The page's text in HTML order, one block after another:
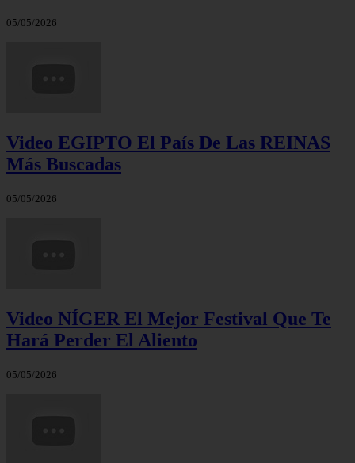
05/05/2026
Video EGIPTO El País De Las REINAS
Más Buscadas
05/05/2026
Video NÍGER El Mejor Festival Que Te
Hará Perder El Aliento
05/05/2026